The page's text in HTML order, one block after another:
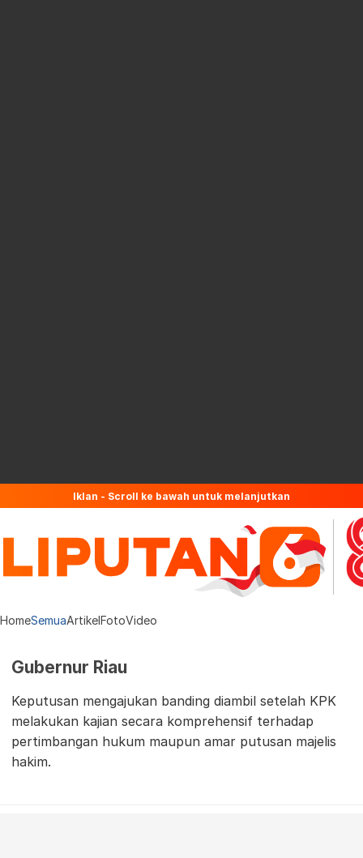
Iklan - Scroll ke bawah untuk melanjutkan
HomeSemuaArtikelFotoVideo
Gubernur Riau
Keputusan mengajukan banding diambil setelah KPK
melakukan kajian secara komprehensif terhadap
pertimbangan hukum maupun amar putusan majelis
hakim.